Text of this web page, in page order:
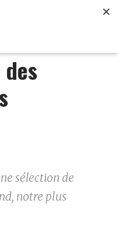
sélection de
notre plus